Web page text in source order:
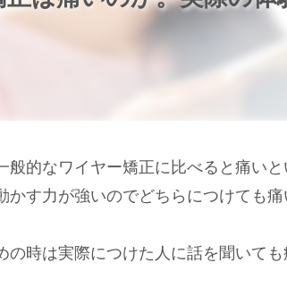
般的なワイヤー矯正に比べると痛い
かす力が強いのでどちらにつけても
の時は実際につけた人に話を聞いても